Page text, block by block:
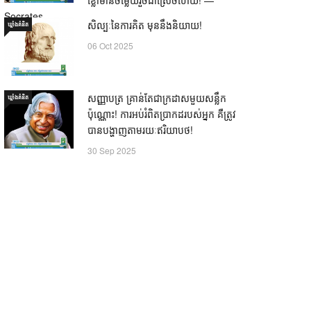
Socrates
21 Oct 2025
ឃ្លាំង​គំនិត សិល្បៈនៃការគិត មុននឹងនិយាយ!
06 Oct 2025
ឃ្លាំង​គំនិត
សញ្ញាបត្រ គ្រាន់តែជាក្រដាសមួយសន្លឹក
ប៉ុណ្ណោះ! ការអប់រំពិតប្រាកដរបស់អ្នក គឺត្រូវ
បានបង្ហាញតាមរយៈឥរិយាបថ!
30 Sep 2025